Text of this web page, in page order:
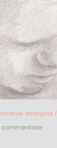
étrangère/
commentaireon